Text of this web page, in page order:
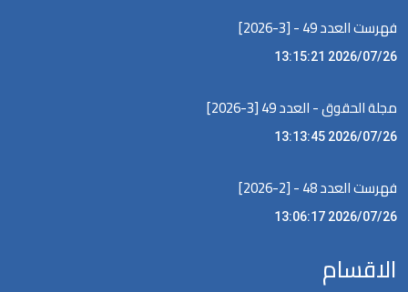
فهرست العدد 49 - [3-2026]
2026/07/26 13:15:21
مجلة الحقوق - العدد 49 [3-2026]
2026/07/26 13:13:45
فهرست العدد 48 - [2-2026]
2026/07/26 13:06:17
الاقسام